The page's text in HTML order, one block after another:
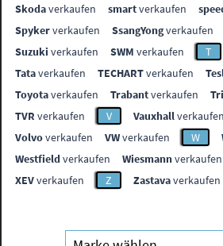
Skodaverkaufen smartverkaufen
Spykerverkaufen SsangYongverkaufen
Suzuki verkaufen SWM verkaufen T
Tataverkaufen TECHARTverkaufen
Toyotaverkaufen Trabantverkaufen
TVR verkaufen V Vauxhallverkaufen
Volvoverkaufen VWverkaufen W
Westfieldverkaufen Wiesmannverkaufen
XEVverkaufen Z Zastavaverkaufen